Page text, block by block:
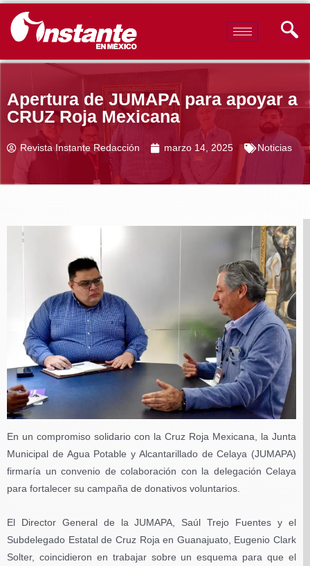
Apertura de JUMAPA para apoyar a
CRUZ Roja Mexicana
Revista Instante Redacción marzo 14, 2025 Noticias
En un compromiso solidario con la Cruz Roja Mexicana, la Junta
Municipal de Agua Potable y Alcantarillado de Celaya (JUMAPA)
firmaría un convenio de colaboración con la delegación Celaya
para fortalecer su campaña de donativos voluntarios.
El Director General de la JUMAPA, Saúl Trejo Fuentes y el
Subdelegado Estatal de Cruz Roja en Guanajuato, Eugenio Clark
Solter, coincidieron en trabajar sobre un esquema para que el